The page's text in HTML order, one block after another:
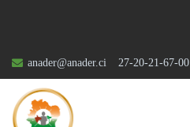
anader@anader.ci 27-20-21-67-00